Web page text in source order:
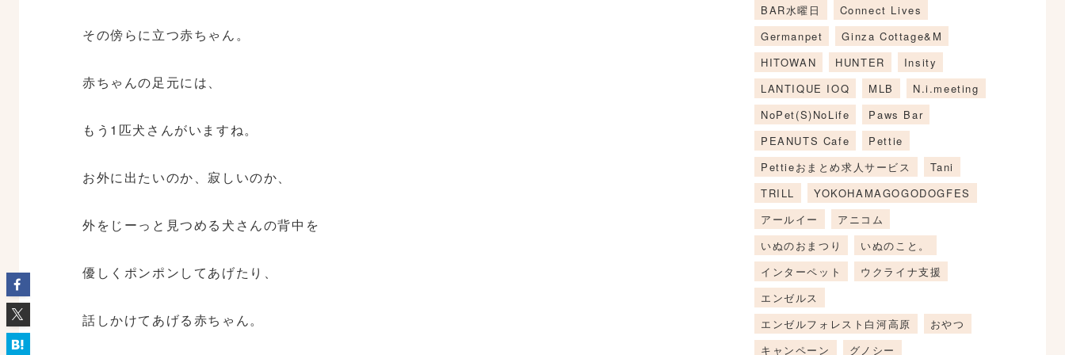
その傍らに立つ赤ちゃん。
赤ちゃんの足元には、
もう1匹犬さんがいますね。
お外に出たいのか、寂しいのか、
外をじーっと見つめる犬さんの背中を
優しくポンポンしてあげたり、
話しかけてあげる赤ちゃん。
BAR水曜日
Connect Lives
Germanpet
Ginza Cottage&M
HITOWAN
HUNTER
Insity
LANTIQUE IOQ
MLB
N.i.meeting
NoPet(S)NoLife
Paws Bar
PEANUTS Cafe
Pettie
Pettieおまとめ求人サービス
Tani
TRILL
YOKOHAMAGOGODOGFES
アールイー
アニコム
いぬのおまつり
いぬのこと。
インターペット
ウクライナ支援
エンゼルス
エンゼルフォレスト白河高原
おやつ
キャンペーン
グノシー